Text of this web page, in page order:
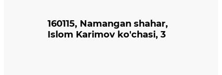
160115, Namangan shahar,
Islom Karimov ko'chasi, 3